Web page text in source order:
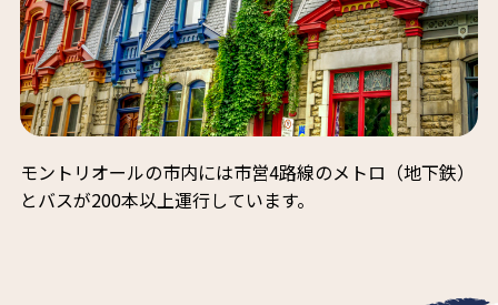
モントリオールの市内には市営4路線のメトロ（地下鉄）
とバスが200本以上運行しています。